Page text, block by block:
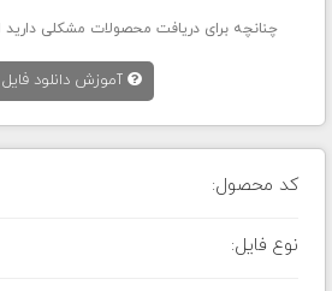
چنانچه برای دریافت محصولات مشکلی
آموزش دانلود
کد محصول:
نوع فایل: